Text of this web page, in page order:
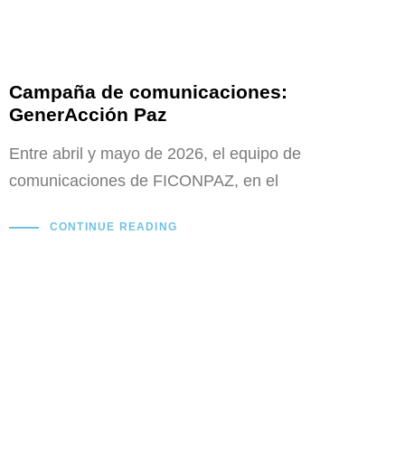
Campaña de comunicaciones:
GenerAcción Paz
Entre abril y mayo de 2026, el equipo de
comunicaciones de FICONPAZ, en el
CONTINUE READING